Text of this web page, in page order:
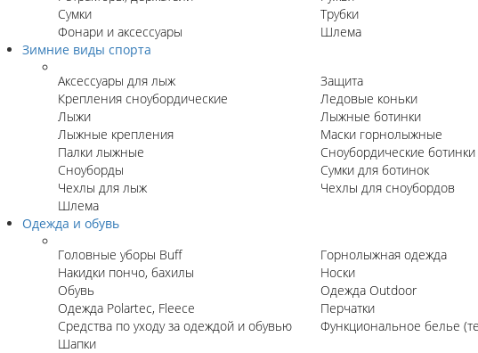
Сумки
Трубки
Фонари и аксессуары
Шлема
Зимние виды спорта
Аксессуары для лыж
Защита
Крепления сноубордические
Ледовые коньки
Лыжи
Лыжные ботинки
Лыжные крепления
Маски горнолыжные
Палки лыжные
Сноубордические ботинки
Сноуборды
Сумки для ботинок
Чехлы для лыж
Чехлы для сноубордов
Шлема
Одежда и обувь
Головные уборы Buff
Горнолыжная одежда
Накидки пончо, бахилы
Носки
Обувь
Одежда Outdoor
Одежда Polartec, Fleece
Перчатки
Средства по уходу за одеждой и обувью
Функциональное белье
Шапки